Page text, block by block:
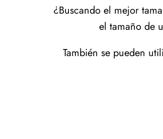
¿Buscando el mejor
el tamaño de
También se pueden